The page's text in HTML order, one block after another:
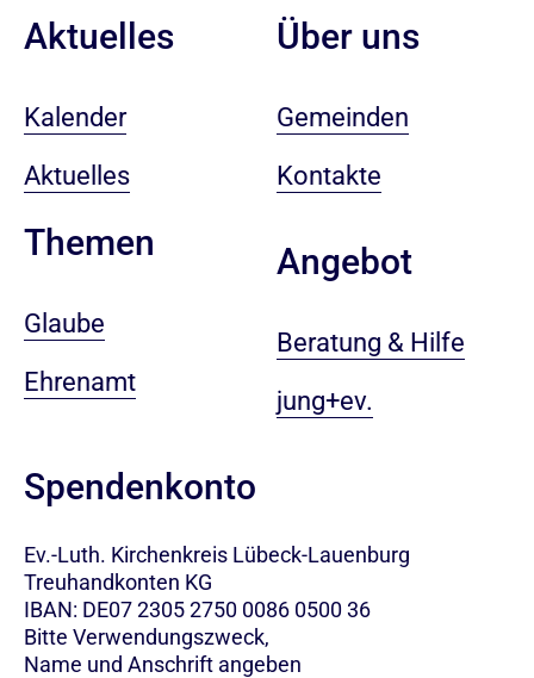
Aktuelles
Kalender
Aktuelles
Themen
Glaube
Ehrenamt
Über uns
Gemeinden
Kontakte
Angebot
Beratung & Hilfe
jung+ev.
Spendenkonto
Ev.-Luth. Kirchenkreis Lübeck-Lauenburg
Treuhandkonten KG
IBAN: DE07 2305 2750 0086 0500 36
Bitte Verwendungszweck,
Name und Anschrift angeben